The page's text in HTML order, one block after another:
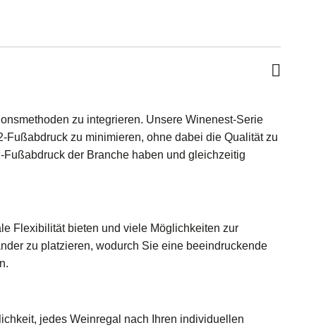
zu integrieren. Unsere Winenest-Serie
zu minimieren, ohne dabei die Qualität zu
der Branche haben und gleichzeitig
Flexibilität bieten und viele Möglichkeiten zur
zu platzieren, wodurch Sie eine beeindruckende
jedes Weinregal nach Ihren individuellen